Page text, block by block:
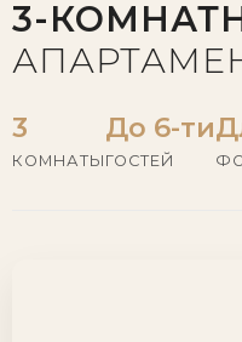
3-
3
КОМНАТЫ
До 6-ти
ГОСТЕЙ